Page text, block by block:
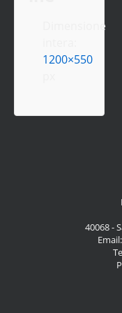
Dimensione
1200×550
40068 -
Email: